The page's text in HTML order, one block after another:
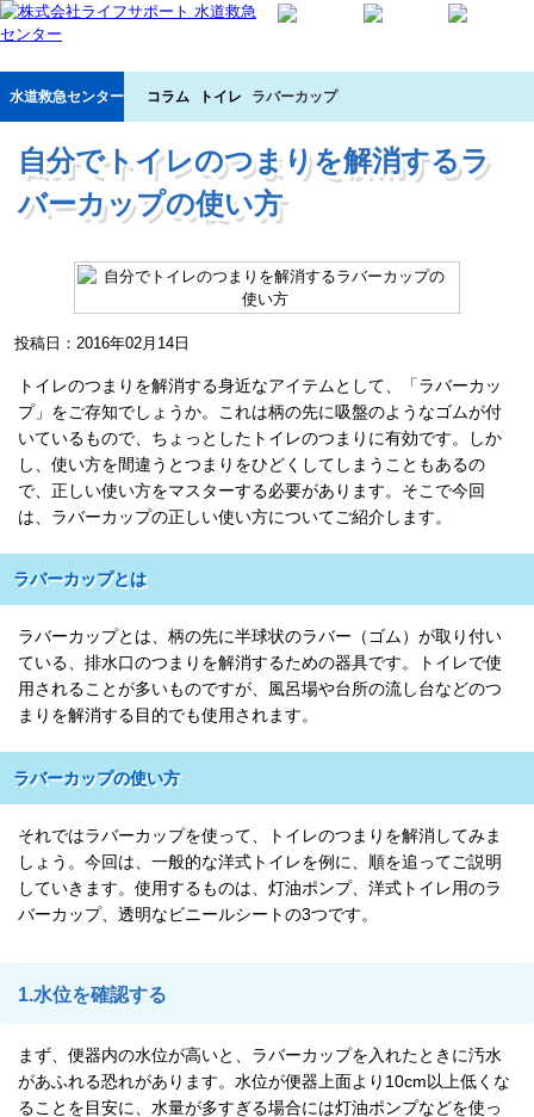
水道救急センター コラム トイレ ラバーカップ
自分でトイレのつまりを解消するラ
バーカップの使い方
投稿日：2016年02月14日
トイレのつまりを解消する身近なアイテムとして、「ラバーカッ
プ」をご存知でしょうか。これは柄の先に吸盤のようなゴムが付
いているもので、ちょっとしたトイレのつまりに有効です。しか
し、使い方を間違うとつまりをひどくしてしまうこともあるの
で、正しい使い方をマスターする必要があります。そこで今回
は、ラバーカップの正しい使い方についてご紹介します。
ラバーカップとは
ラバーカップとは、柄の先に半球状のラバー（ゴム）が取り付い
ている、排水口のつまりを解消するための器具です。トイレで使
用されることが多いものですが、風呂場や台所の流し台などのつ
まりを解消する目的でも使用されます。
ラバーカップの使い方
それではラバーカップを使って、トイレのつまりを解消してみま
しょう。今回は、一般的な洋式トイレを例に、順を追ってご説明
していきます。使用するものは、灯油ポンプ、洋式トイレ用のラ
バーカップ、透明なビニールシートの3つです。
1.水位を確認する
まず、便器内の水位が高いと、ラバーカップを入れたときに汚水
があふれる恐れがあります。水位が便器上面より10cm以上低くな
ることを目安に、水量が多すぎる場合には灯油ポンプなどを使っ